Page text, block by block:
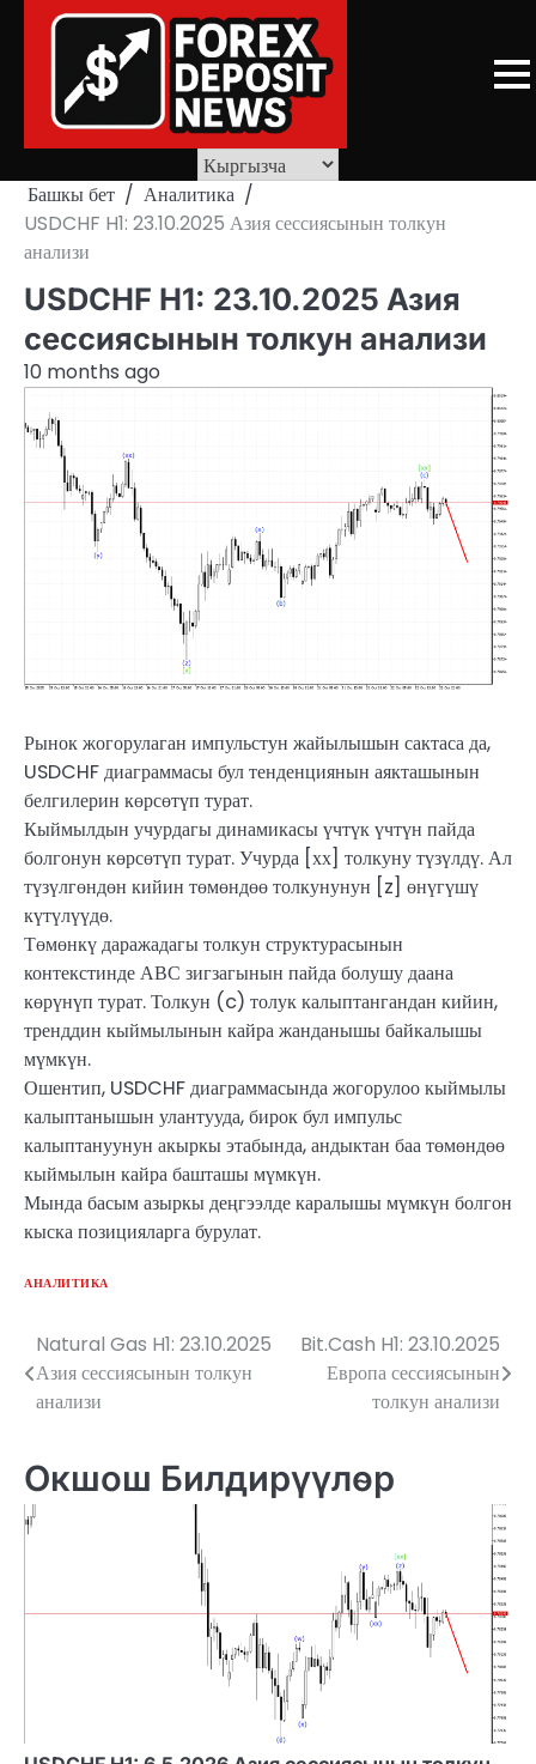
Башкы бет
Аналитика
USDCHF H1: 23.10.2025 Азия сессиясынын толкун
анализи
USDCHF H1: 23.10.2025 Азия
сессиясынын толкун анализи
10 months ago
Рынок жогорулаган импульстун жайылышын сактаса да,
USDCHF диаграммасы бул тенденциянын аякташынын
белгилерин көрсөтүп турат.
Кыймылдын учурдагы динамикасы үчтүк үчтүн пайда
болгонун көрсөтүп турат. Учурда [хх] толкуну түзүлдү. Ал
түзүлгөндөн кийин төмөндөө толкунунун [z] өнүгүшү
күтүлүүдө.
Төмөнкү даражадагы толкун структурасынын
контекстинде АВС зигзагынын пайда болушу даана
көрүнүп турат. Толкун (c) толук калыптангандан кийин,
тренддин кыймылынын кайра жанданышы байкалышы
мүмкүн.
Ошентип, USDCHF диаграммасында жогорулоо кыймылы
калыптанышын улантууда, бирок бул импульс
калыптануунун акыркы этабында, андыктан баа төмөндөө
кыймылын кайра башташы мүмкүн.
Мында басым азыркы деңгээлде каралышы мүмкүн болгон
кыска позицияларга бурулат.
АНАЛИТИКА
Жазуулар
боюнча
Natural Gas H1: 23.10.2025
Азия сессиясынын толкун
анализи
Bit.Cash H1: 23.10.2025
Европа сессиясынын
толкун анализи
Окшош Билдирүүлөр